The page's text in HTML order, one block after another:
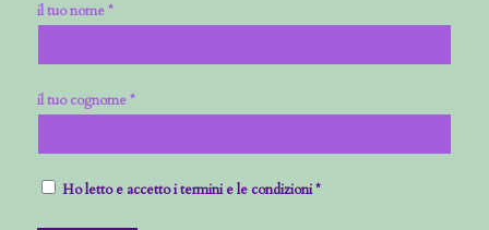
il tuo nome *
il tuo cognome *
Ho letto e accetto i termini e le condizioni *